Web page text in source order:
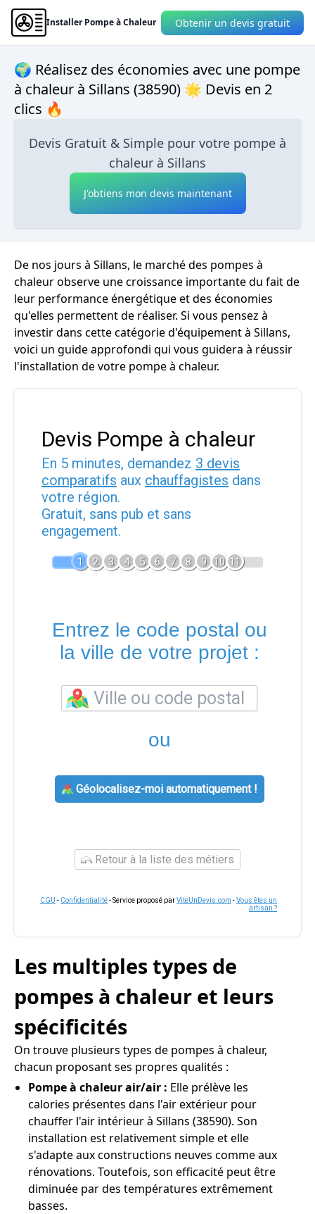
Installer Pompe à Chaleur Obtenir un devis gratuit
🌍 Réalisez des économies avec une pompe
à chaleur à Sillans (38590) 🌟 Devis en 2
clics 🔥
Devis Gratuit & Simple pour votre pompe à
chaleur à Sillans
J'obtiens mon devis maintenant
De nos jours à Sillans, le marché des pompes à
chaleur observe une croissance importante du fait de
leur performance énergétique et des économies
qu'elles permettent de réaliser. Si vous pensez à
investir dans cette catégorie d'équipement à Sillans,
voici un guide approfondi qui vous guidera à réussir
l'installation de votre pompe à chaleur.
Devis Pompe à chaleur
En 5 minutes, demandez 3 devis
comparatifs aux chauffagistes dans
votre région.
Gratuit, sans pub et sans
engagement.
1 2 3 4 5 6 7 8 9 10 11
Entrez le code postal ou
la ville de votre projet :
ou
Géolocalisez-moi automatiquement !
Retour à la liste des métiers
CGU - Confidentialité- Service proposé parViteUnDevis.com -Vous êtes un
artisan ?
Les multiples types de
pompes à chaleur et leurs
spécificités
On trouve plusieurs types de pompes à chaleur,
chacun proposant ses propres qualités :
Pompe à chaleur air/air : Elle prélève les
calories présentes dans l'air extérieur pour
chauffer l'air intérieur à Sillans (38590). Son
installation est relativement simple et elle
s'adapte aux constructions neuves comme aux
rénovations. Toutefois, son efficacité peut être
diminuée par des températures extrêmement
basses.